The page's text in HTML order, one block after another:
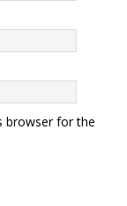
browser for the